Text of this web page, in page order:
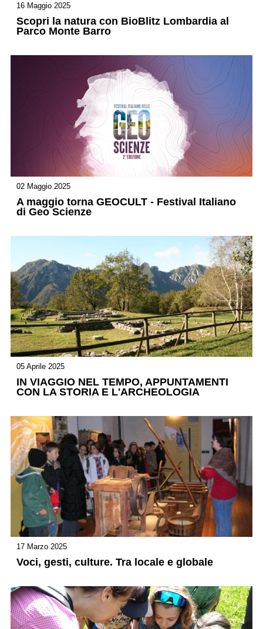
16 Maggio 2025
Scopri la natura con BioBlitz Lombardia al
Parco Monte Barro
02 Maggio 2025
A maggio torna GEOCULT - Festival Italiano
di Geo Scienze
05 Aprile 2025
IN VIAGGIO NEL TEMPO, APPUNTAMENTI
CON LA STORIA E L'ARCHEOLOGIA
17 Marzo 2025
Voci, gesti, culture. Tra locale e globale